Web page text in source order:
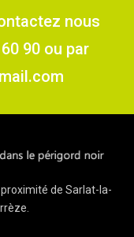
nous
90 ou par
proximité de Sarlat-la-